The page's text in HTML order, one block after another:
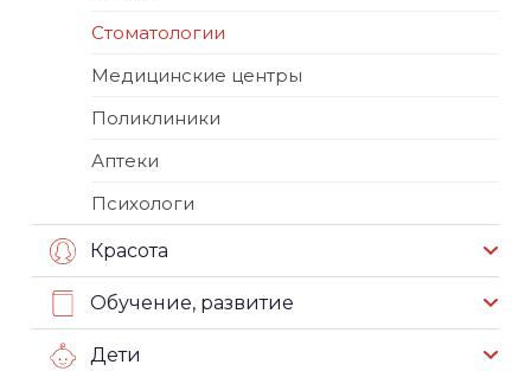
Стоматологии
Медицинские центры
Поликлиники
Аптеки
Психологи
Красота
Обучение, развитие
Дети